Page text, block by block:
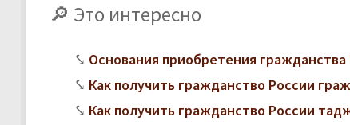
Это интересно
Основания приобретения
Как получить гражданство России
Как получить гражданство России